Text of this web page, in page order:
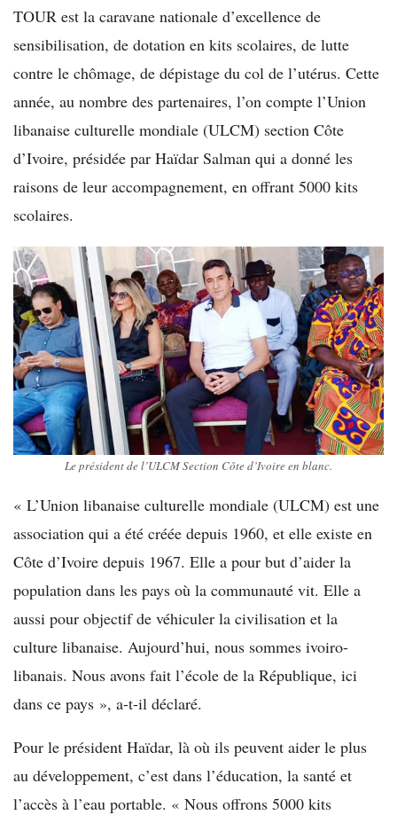
TOUR est la caravane nationale d’excellence de
sensibilisation, de dotation en kits scolaires, de lutte
contre le chômage, de dépistage du col de l’utérus. Cette
année, au nombre des partenaires, l’on compte l’Union
libanaise culturelle mondiale (ULCM) section Côte
d’Ivoire, présidée par Haïdar Salman qui a donné les
raisons de leur accompagnement, en offrant 5000 kits
scolaires.
Le président de l’ULCM Section Côte d’Ivoire en blanc.
« L’Union libanaise culturelle mondiale (ULCM) est une
association qui a été créée depuis 1960, et elle existe en
Côte d’Ivoire depuis 1967. Elle a pour but d’aider la
population dans les pays où la communauté vit. Elle a
aussi pour objectif de véhiculer la civilisation et la
culture libanaise. Aujourd’hui, nous sommes ivoiro-
libanais. Nous avons fait l’école de la République, ici
dans ce pays », a-t-il déclaré.
Pour le président Haïdar, là où ils peuvent aider le plus
au développement, c’est dans l’éducation, la santé et
l’accès à l’eau portable. « Nous offrons 5000 kits